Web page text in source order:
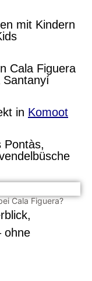
mit Kindern
Cala Figuera
Santanyí
in Komoot
Pontàs,
Cala Figuera?
ohne